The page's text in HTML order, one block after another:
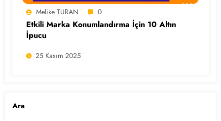
Melike TURAN 0
Etkili Marka Konumlandırma İçin 10 Altın
İpucu
25 Kasım 2025
Ara